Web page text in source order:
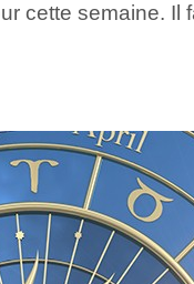
cette semaine. Il